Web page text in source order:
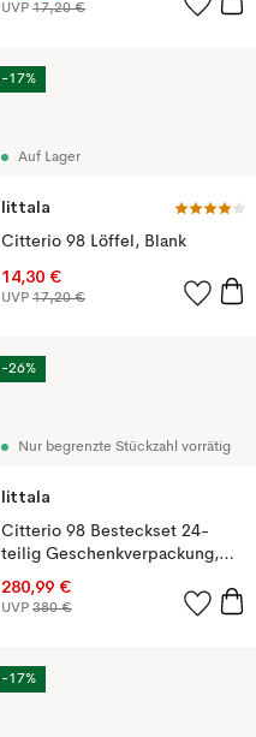
UVP 17,20 €
Auf Lager
Iittala
Citterio 98 Löffel, Blank
14,30 €
UVP 17,20 €
-17%
Nur begrenzte Stückzahl vorrätig
Iittala
Citterio 98 Besteckset 24-
teilig Geschenkverpackung,
Blank rostfrei Stahl
280,99 €
UVP 380 €
-26%
-17%